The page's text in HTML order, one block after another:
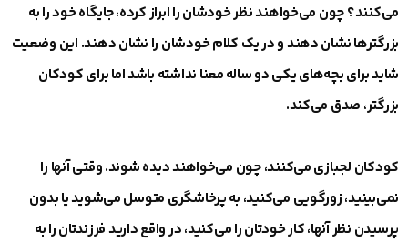
می‌کنند؟ چون می‌خواهند نظر خودشان را ابراز کرده، جایگاه خود را به
بزرگترها نشان دهند و در یک کلام خودشان را نشان دهند. این وضعیت
شاید برای بچه‌های یکی دو ساله معنا نداشته باشد اما برای کودکان
بزرگتر، صدق می‌کند.
کودکان لجبازی می‌کنند، چون می‌خواهند دیده شوند. وقتی آنها را
نمی‌بینید، زورگویی می‌کنید، به پرخاشگری متوسل می‌شوید یا بدون
پرسیدن نظر آنها، کار خودتان را می‌کنید، در واقع دارید فرزندتان را به